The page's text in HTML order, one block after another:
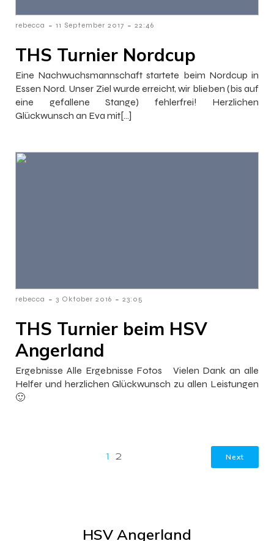
rebecca - 11 September 2017 - 22:46
THS Turnier Nordcup
Eine Nachwuchsmannschaft startete beim Nordcup in
Essen Nord. Unser Ziel wurde erreicht, wir blieben (bis auf
eine gefallene Stange) fehlerfrei! Herzlichen
Glückwunsch an Eva mit[…]
rebecca - 3 Oktober 2016 - 23:05
THS Turnier beim HSV
Angerland
Ergebnisse Alle Ergebnisse Fotos Vielen Dank an alle
Helfer und herzlichen Glückwunsch zu allen Leistungen
🙂
1 2 Next
HSV Angerland